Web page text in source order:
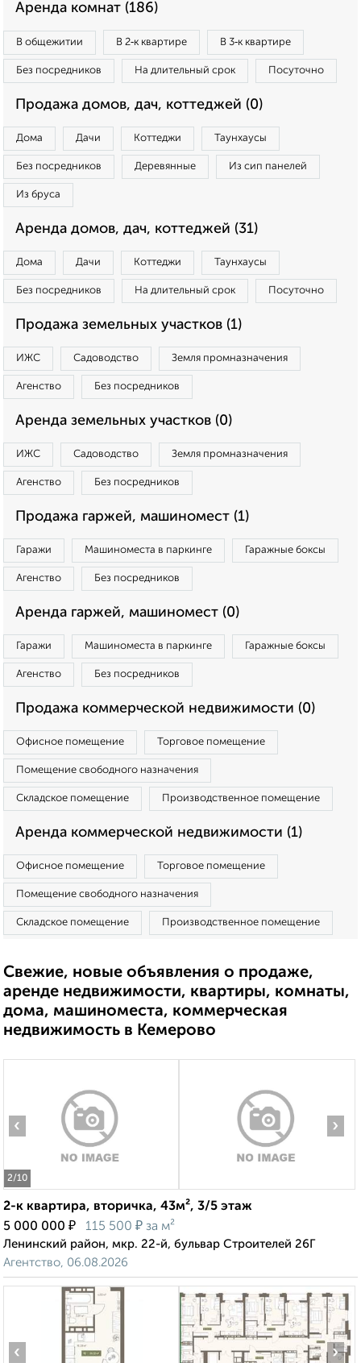
Аренда комнат (186)
В общежитии В 2‑к квартире В 3‑к квартире
Без посредников На длительный срок Посуточно
Продажа домов, дач, коттеджей (0)
Дома Дачи Коттеджи Таунхаусы
Без посредников Деревянные Из сип панелей
Из бруса
Аренда домов, дач, коттеджей (31)
Дома Дачи Коттеджи Таунхаусы
Без посредников На длительный срок Посуточно
Продажа земельных участков (1)
ИЖС Садоводство Земля промназначения
Агенство Без посредников
Аренда земельных участков (0)
ИЖС Садоводство Земля промназначения
Агенство Без посредников
Продажа гаржей, машиномест (1)
Гаражи Машиноместа в паркинге Гаражные боксы
Агенство Без посредников
Аренда гаржей, машиномест (0)
Гаражи Машиноместа в паркинге Гаражные боксы
Агенство Без посредников
Продажа коммерческой недвижимости (0)
Офисное помещение Торговое помещение
Помещение свободного назначения
Складское помещение Производственное помещение
Аренда коммерческой недвижимости (1)
Офисное помещение Торговое помещение
Помещение свободного назначения
Складское помещение Производственное помещение
Свежие, новые объявления о продаже,
аренде недвижимости, квартиры, комнаты,
дома, машиноместа, коммерческая
недвижимость в Кемерово
2/10
‹ ›
2-к квартира, вторичка, 43м², 3/5 этаж
5 000 000 ₽ 115 500 ₽ за м²
Ленинский район, мкр. 22-й, бульвар Строителей 26Г
Агентство, 06.08.2026
‹ ›